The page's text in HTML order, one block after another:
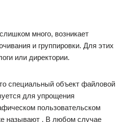
много, возникает
и группировки. Для этих
или директории.
специальный объект файловой
для упрощения
пользовательском
называют . В любом случае